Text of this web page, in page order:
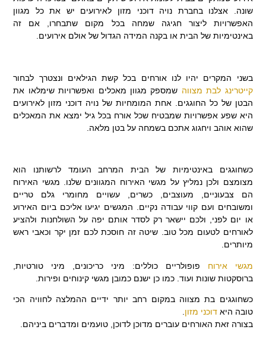
שונה. אצלנו בחברת נויה דוכני מזון לאירועים יש את כל מגוון
האפשרויות ליצור חגיגה שמחה בכל מקום שתבחרו, אם זה
באינטימיות של הבית או בקנה המידה הגדול של אולם אירועים.
בשני המקרים יהיו לנו אורחים בכל קשת הגילאים ונצטרך לבחור
קייטרינג לבת מצווה שמספק מגוון מאכלים ואפשרויות שימלאו את
הבטן של כל החוגגים. אחת המומחיות של נויה דוכני מזון לאירועים
היא שפע אפשרויות שמבטיח שכל אורח בכל גיל ימצא את המאכלים
שהוא אוהב ויחגוג אתכם בשמחה על בטן מלאה.
כשחוגגים באינטימיות של הבית המרחב העומד לרשותנו הוא
מצומצם ולכן נמליץ על מגשי האירוח המגוונים שלנו. מגשי האירוח
הם צבעוניים, מעוצבים, כשרים, עשויים מחומרי גלם טריים
ומשובחים ועם קווי עבודה נקיים. המגשים יגיעו אליכם ביום האירוע
או יום לפני, ולכם יישאר רק לסדר אותם יפה על השולחנות ולהציע
לאורחים לטעום מכל טוב. שיטה זה חוסכת לכם זמן יקר וכאבי ראש
מיותרים.
מגשי אירוח פופולריים כוללים: מיני כריכונים, מיני טורטיות,
ברוסקטות שונות ועוד. כמו כן ישנם כמובן מגשי קינוחים ופירות.
כשחוגגים בת מצווה במקום רחב יותר ידיים ההמלצה לחוויה הכי
טובה היאדוכני מזון.
בצורה זאת האורחים עוברים מדוכן לדוכן, טועמים ומדברים ביניהם.